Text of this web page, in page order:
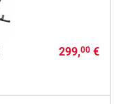
299,00€